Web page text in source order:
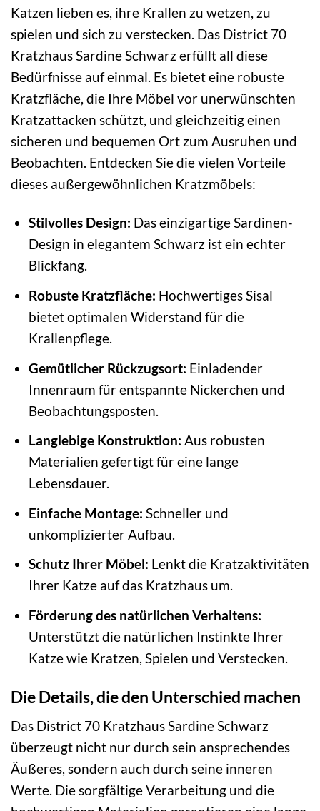
Katzen lieben es, ihre Krallen zu wetzen, zu
spielen und sich zu verstecken. Das District 70
Kratzhaus Sardine Schwarz erfüllt all diese
Bedürfnisse auf einmal. Es bietet eine robuste
Kratzfläche, die Ihre Möbel vor unerwünschten
Kratzattacken schützt, und gleichzeitig einen
sicheren und bequemen Ort zum Ausruhen und
Beobachten. Entdecken Sie die vielen Vorteile
dieses außergewöhnlichen Kratzmöbels:
Stilvolles Design: Das einzigartige Sardinen-
Design in elegantem Schwarz ist ein echter
Blickfang.
Robuste Kratzfläche: Hochwertiges Sisal
bietet optimalen Widerstand für die
Krallenpflege.
Gemütlicher Rückzugsort: Einladender
Innenraum für entspannte Nickerchen und
Beobachtungsposten.
Langlebige Konstruktion: Aus robusten
Materialien gefertigt für eine lange
Lebensdauer.
Einfache Montage: Schneller und
unkomplizierter Aufbau.
Schutz Ihrer Möbel: Lenkt die Kratzaktivitäten
Ihrer Katze auf das Kratzhaus um.
Förderung des natürlichen Verhaltens:
Unterstützt die natürlichen Instinkte Ihrer
Katze wie Kratzen, Spielen und Verstecken.
Die Details, die den Unterschied machen
Das District 70 Kratzhaus Sardine Schwarz
überzeugt nicht nur durch sein ansprechendes
Äußeres, sondern auch durch seine inneren
Werte. Die sorgfältige Verarbeitung und die